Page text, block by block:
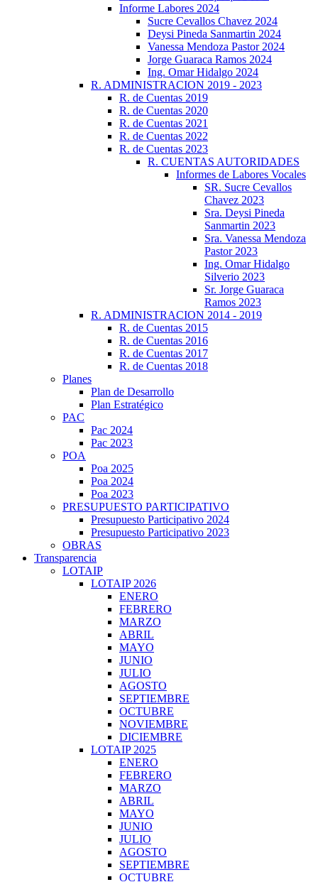
Informe Labores 2024
Sucre Cevallos Chavez 2024
Deysi Pineda Sanmartin 2024
Vanessa Mendoza Pastor 2024
Jorge Guaraca Ramos 2024
Ing. Omar Hidalgo 2024
R. ADMINISTRACION 2019 - 2023
R. de Cuentas 2019
R. de Cuentas 2020
R. de Cuentas 2021
R. de Cuentas 2022
R. de Cuentas 2023
R. CUENTAS AUTORIDADES
Informes de Labores Vocales
SR. Sucre Cevallos
Chavez 2023
Sra. Deysi Pineda
Sanmartin 2023
Sra. Vanessa Mendoza
Pastor 2023
Ing. Omar Hidalgo
Silverio 2023
Sr. Jorge Guaraca
Ramos 2023
R. ADMINISTRACION 2014 - 2019
R. de Cuentas 2015
R. de Cuentas 2016
R. de Cuentas 2017
R. de Cuentas 2018
Planes
Plan de Desarrollo
Plan Estratégico
PAC
Pac 2024
Pac 2023
POA
Poa 2025
Poa 2024
Poa 2023
PRESUPUESTO PARTICIPATIVO
Presupuesto Participativo 2024
Presupuesto Participativo 2023
OBRAS
Transparencia
LOTAIP
LOTAIP 2026
ENERO
FEBRERO
MARZO
ABRIL
MAYO
JUNIO
JULIO
AGOSTO
SEPTIEMBRE
OCTUBRE
NOVIEMBRE
DICIEMBRE
LOTAIP 2025
ENERO
FEBRERO
MARZO
ABRIL
MAYO
JUNIO
JULIO
AGOSTO
SEPTIEMBRE
OCTUBRE